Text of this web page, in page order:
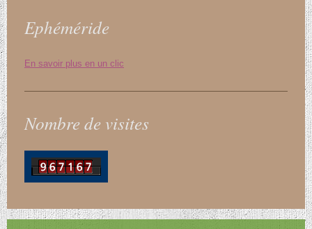
Ephéméride
En savoir plus en un clic
Nombre de visites